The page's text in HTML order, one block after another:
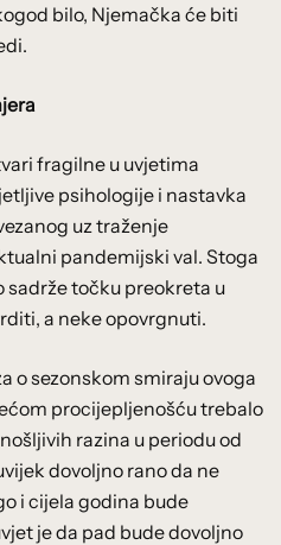
bilo, Njemačka će biti
fragilne u uvjetima
psihologije i nastavka
uz traženje
pandemijski val. Stoga
točku preokreta u
a neke opovrgnuti.
o sezonskom smiraju ovoga
procijepljenošću trebalo
razina u periodu od
dovoljno rano da ne
i cijela godina bude
je da pad bude dovoljno